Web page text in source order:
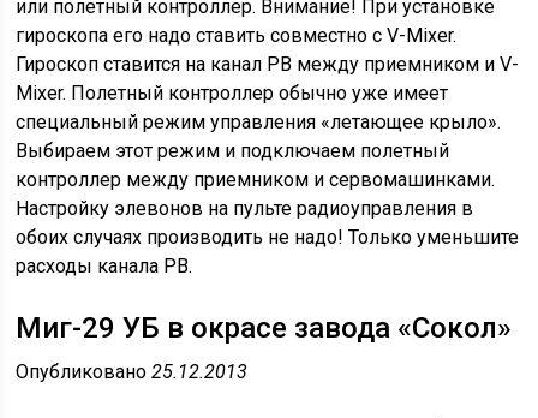
или полетный контроллер. Внимание! При установке
гироскопа его надо ставить совместно с V-Mixer.
Гироскоп ставится на канал РВ между приемником и V-
Mixer. Полетный контроллер обычно уже имеет
специальный режим управления «летающее крыло».
Выбираем этот режим и подключаем полетный
контроллер между приемником и сервомашинками.
Настройку элевонов на пульте радиоуправления в
обоих случаях производить не надо! Только уменьшите
расходы канала РВ.
Миг-29 УБ в окрасе завода «Сокол»
Опубликовано25.12.2013